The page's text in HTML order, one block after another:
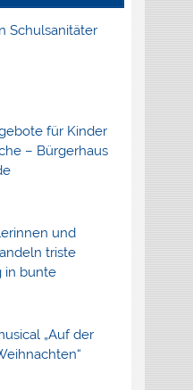
Schulsanitäter
für Kinder
– Bürgerhaus
und
triste
in bunte
„Auf der